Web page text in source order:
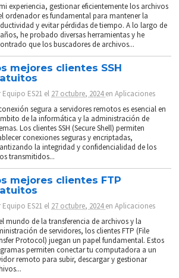
experiencia, gestionar eficientemente los archivos
ordenador es fundamental para mantener la
y evitar pérdidas de tiempo. A lo largo de
he probado diversas herramientas y he
que los buscadores de archivos...
mejores clientes SSH
Equipo ES21 el 27 octubre, 2024enAplicaciones
segura a servidores remotos es esencial en
de la informática y la administración de
Los clientes SSH (Secure Shell) permiten
conexiones seguras y encriptadas,
la integridad y confidencialidad de los
transmitidos...
mejores clientes FTP
Equipo ES21 el 27 octubre, 2024enAplicaciones
mundo de la transferencia de archivos y la
de servidores, los clientes FTP (File
Protocol) juegan un papel fundamental. Estos
permiten conectar tu computadora a un
remoto para subir, descargar y gestionar